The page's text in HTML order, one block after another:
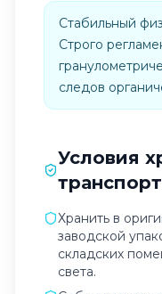
Стабильный
Строго
следов
Условия
Хранить в
заводской
складских
света.